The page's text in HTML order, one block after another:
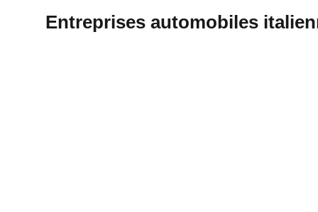
Entreprises automobiles